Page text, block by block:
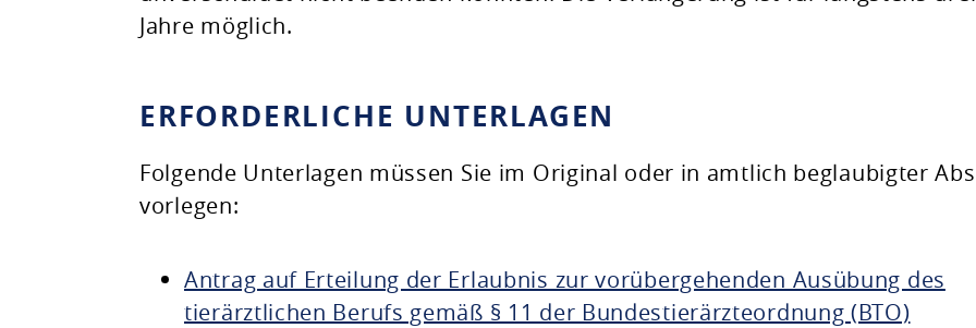
Jahre möglich.
ERFORDERLICHE UNTERLAGEN
Folgende Unterlagen müssen Sie im Original oder in amtlich beglaubigter
vorlegen:
Antrag auf Erteilung der Erlaubnis zur vorübergehenden Ausübung des
tierärztlichen Berufs gemäß § 11 der Bundestierärzteordnung (BTO)